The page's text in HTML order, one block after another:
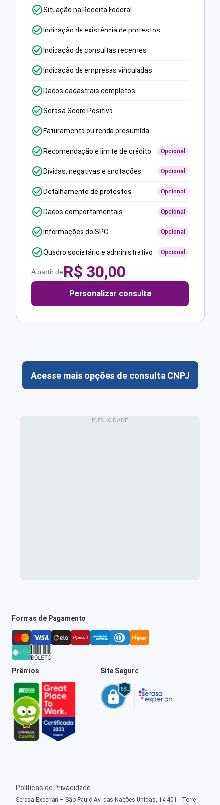
Situação na Receita Federal
Indicação de existência de protestos
Indicação de consultas recentes
Indicação de empresas vinculadas
Dados cadastrais completos
Serasa Score Positivo
Faturamento ou renda presumida
Recomendação e limite de crédito Opcional
Dívidas, negativas e anotações Opcional
Detalhamento de protestos Opcional
Dados comportamentais Opcional
Informações do SPC Opcional
Quadro societário e administrativo Opcional
A partir deR$ 30,00
Personalizar consulta
Acesse mais opções de consulta CNPJ
Formas de Pagamento
Prêmios Site Seguro
Políticas de Privacidade
Serasa Experian – São Paulo Av. das Nações Unidas, 14.401 - Torre